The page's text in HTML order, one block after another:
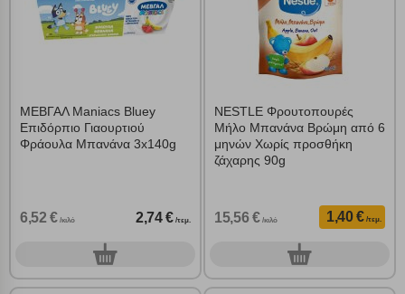
ΜΕΒΓΑΛ Maniacs Bluey
Επιδόρπιο Γιαουρτιού
Φράουλα Μπανάνα 3x140g
6,52 € /κιλό 2,74 € /τεμ.
0τεμ.
NESTLE Φρουτοπουρές
Μήλο Μπανάνα Βρώμη από 6
μηνών Χωρίς προσθήκη
ζάχαρης 90g
15,56 € /κιλό 1,40 € /τεμ.
0τεμ.